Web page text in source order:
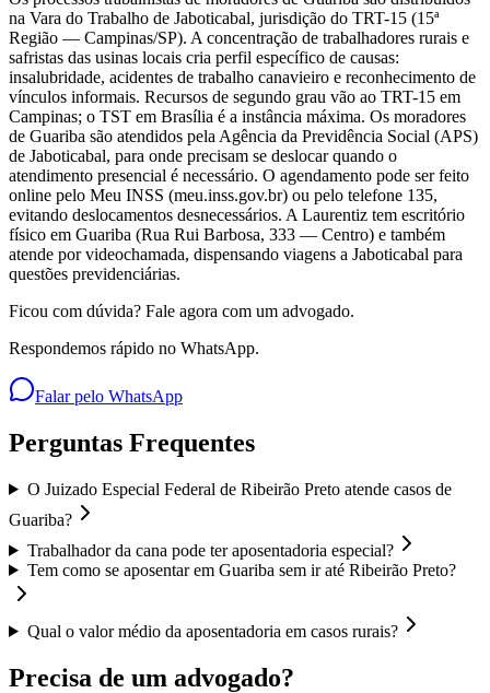
na Vara do Trabalho de Jaboticabal, jurisdição do TRT-15 (15ª
Região — Campinas/SP). A concentração de trabalhadores rurais e
safristas das usinas locais cria perfil específico de causas:
insalubridade, acidentes de trabalho canavieiro e reconhecimento de
vínculos informais. Recursos de segundo grau vão ao TRT-15 em
Campinas; o TST em Brasília é a instância máxima. Os moradores
de Guariba são atendidos pela Agência da Previdência Social (APS)
de Jaboticabal, para onde precisam se deslocar quando o
atendimento presencial é necessário. O agendamento pode ser feito
online pelo Meu INSS (meu.inss.gov.br) ou pelo telefone 135,
evitando deslocamentos desnecessários. A Laurentiz tem escritório
físico em Guariba (Rua Rui Barbosa, 333 — Centro) e também
atende por videochamada, dispensando viagens a Jaboticabal para
questões previdenciárias.
Ficou com dúvida? Fale agora com um advogado.
Respondemos rápido no WhatsApp.
Falar pelo WhatsApp
Perguntas Frequentes
O Juizado Especial Federal de Ribeirão Preto atende casos de
Guariba?
Trabalhador da cana pode ter aposentadoria especial?
Tem como se aposentar em Guariba sem ir até Ribeirão Preto?
Qual o valor médio da aposentadoria em casos rurais?
Precisa de um advogado?